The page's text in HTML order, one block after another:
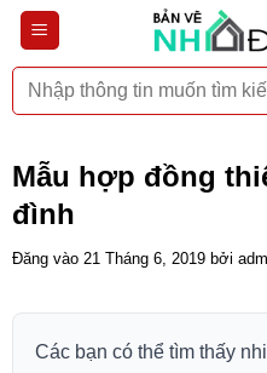
Bỏ
qua
nộiTìm
kiếm:
Mẫu hợp đồng
đình
Đăng vào 21 Tháng 6, 2019 bởi
Các bạn có thể tìm thấy